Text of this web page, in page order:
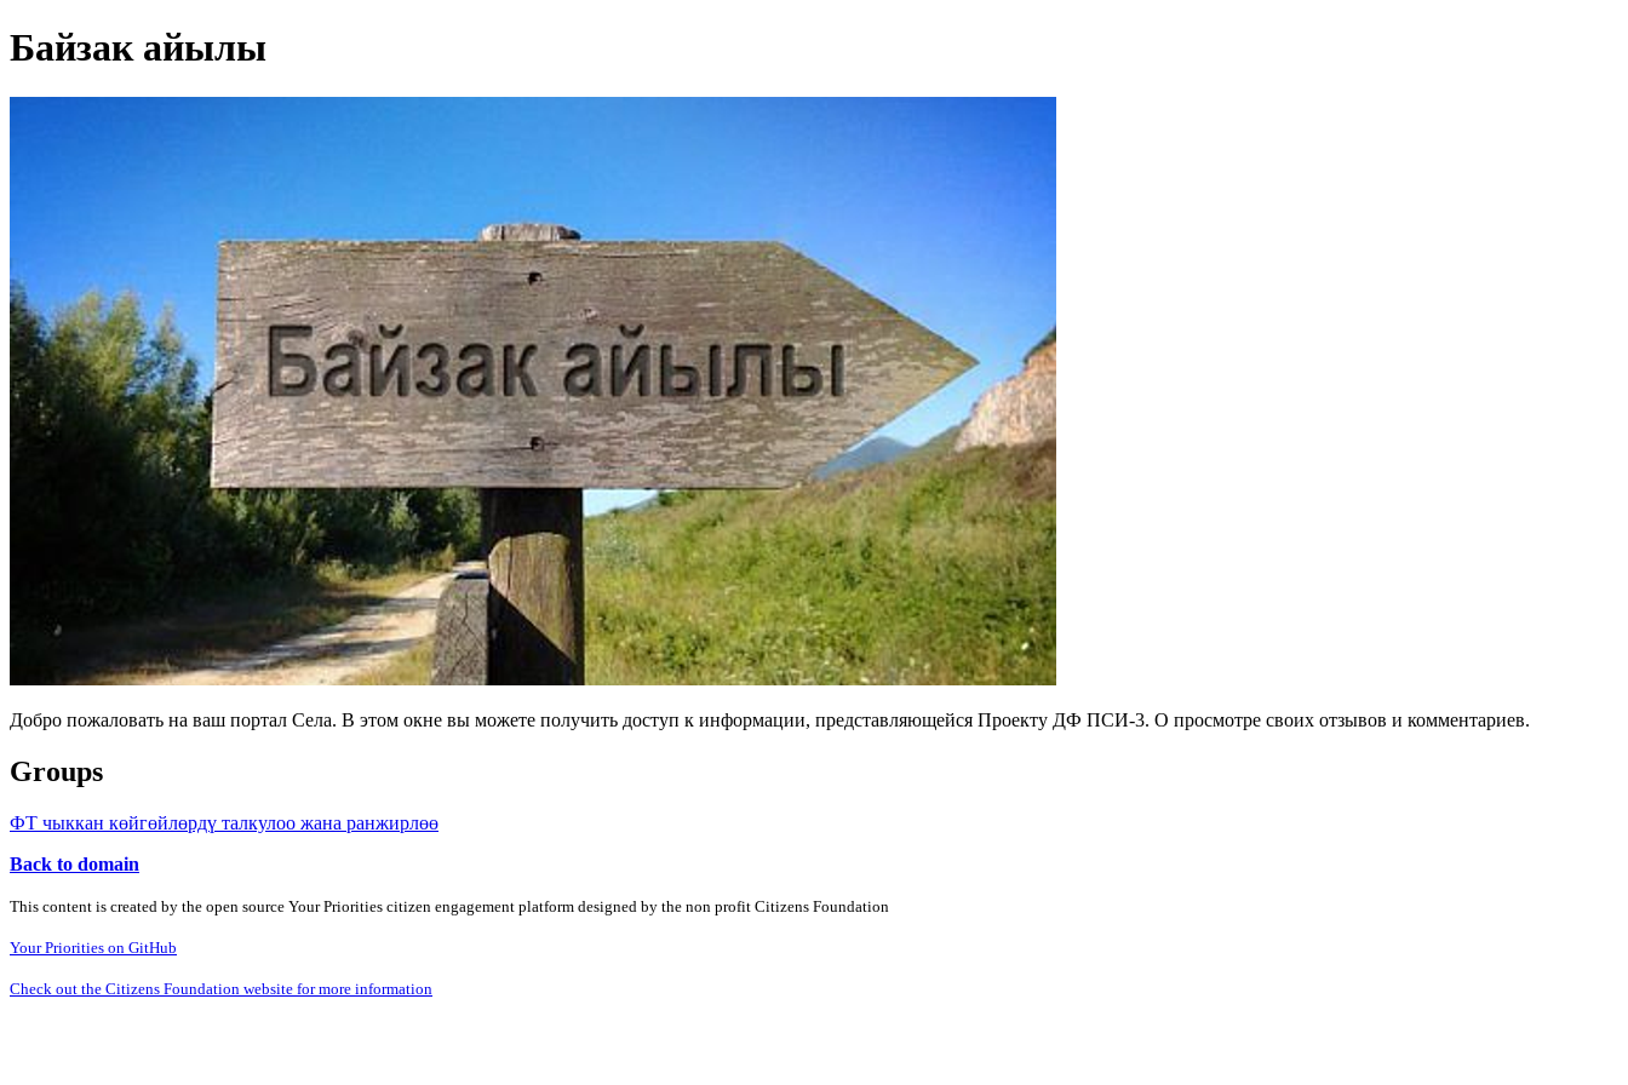
Байзак айылы
Добро пожаловать на ваш портал Села. В этом окне вы можете получить доступ к информации, представляющейся Проекту ДФ ПСИ-3. О просмотре своих отзывов и комментариев.
Groups
ФТ чыккан көйгөйлөрдү талкулоо жана ранжирлөө
Back to domain
This content is created by the open source Your Priorities citizen engagement platform designed by the non profit Citizens Foundation
Your Priorities on GitHub
Check out the Citizens Foundation website for more information